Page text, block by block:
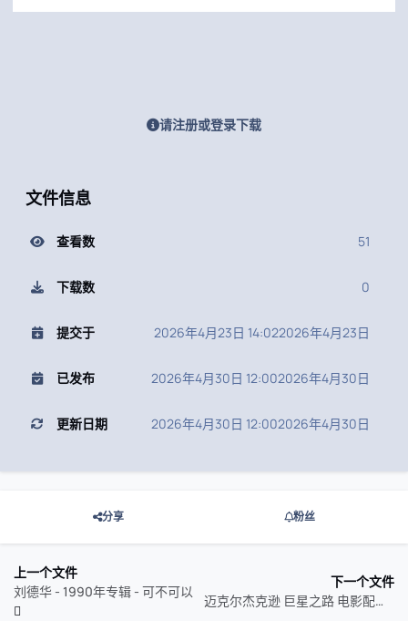
请注册或登录下载
文件信息
查看数 51
下载数 0
提交于 2026年4月23日 14:022026年4月23日
已发布 2026年4月30日 12:002026年4月30日
更新日期 2026年4月30日 12:002026年4月30日
分享 粉丝
上一个文件
刘德华 - 1990年专辑 - 可不可以
下一个文件
迈克尔杰克逊 巨星之路 电影配乐 Michael - Songs From The Motion Picture (2026) 24Bit 44.1kHz qobuz